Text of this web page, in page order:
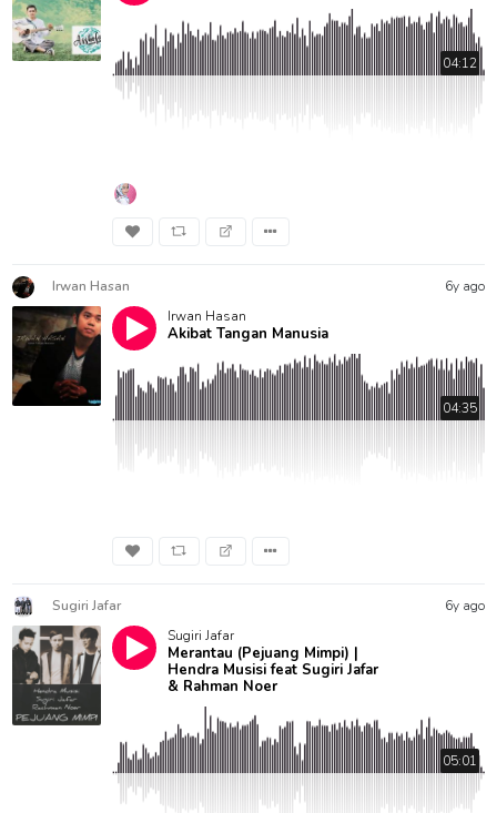
04:12
Irwan Hasan
6y ago
Irwan Hasan
Akibat Tangan Manusia
04:35
Sugiri Jafar
6y ago
Sugiri Jafar
Merantau (Pejuang Mimpi) |
Hendra Musisi feat Sugiri Jafar
& Rahman Noer
05:01